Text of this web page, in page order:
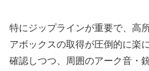
特にジップラインが重要で、高
アボックスの取得が圧倒的に楽
確認しつつ、周囲のアーク音・